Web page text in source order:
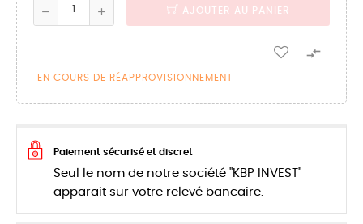
AJOUTER AU PANIER

EN COURS DE RÉAPPROVISIONNEMENT
Paiement sécurisé et discret
Seul le nom de notre société "KBP INVEST"
apparait sur votre relevé bancaire.